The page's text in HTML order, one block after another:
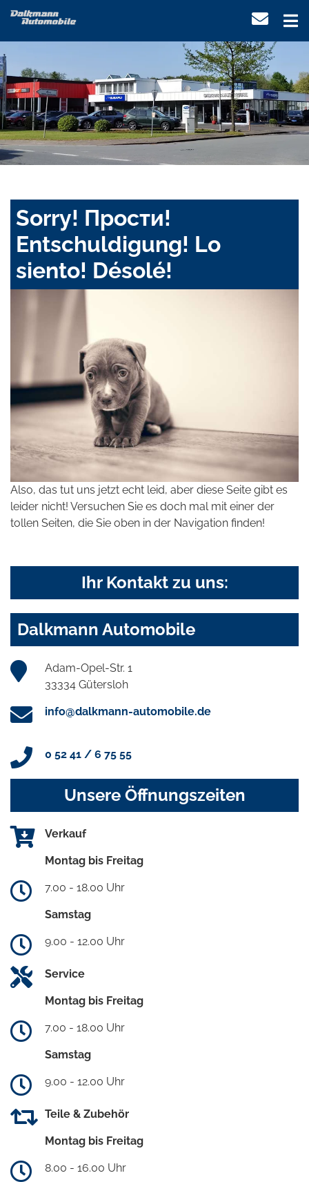
Sorry! Прости!
Entschuldigung! Lo
siento! Désolé!
Also, das tut uns jetzt echt leid, aber diese Seite gibt es
leider nicht! Versuchen Sie es doch mal mit einer der
tollen Seiten, die Sie oben in der Navigation finden!
Ihr Kontakt zu uns:
Dalkmann Automobile
Adam-Opel-Str. 1
33334 Gütersloh
info@dalkmann-automobile.de
0 52 41 / 6 75 55
Unsere Öffnungszeiten
Verkauf
Montag bis Freitag
7.00 - 18.00 Uhr
Samstag
9.00 - 12.00 Uhr
Service
Montag bis Freitag
7.00 - 18.00 Uhr
Samstag
9.00 - 12.00 Uhr
Teile & Zubehör
Montag bis Freitag
8.00 - 16.00 Uhr